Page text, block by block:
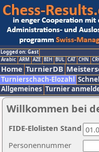
Logged on: Gast
Arabic ARM AZE BIH BUL CAT CHN
Home TurnierDB
Turnierschach-Elozahl
Allgemeines Turnier
Willkommen bei
Personennummer
FIDE-Elolisten Stand